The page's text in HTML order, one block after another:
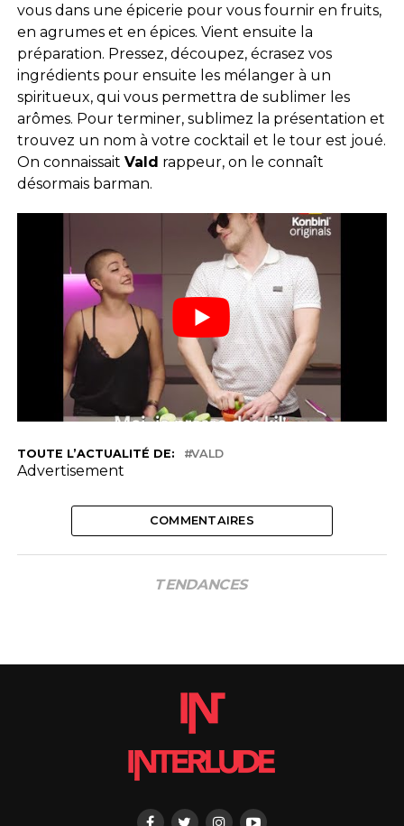
vous dans une épicerie pour vous fournir en fruits,
en agrumes et en épices. Vient ensuite la
préparation. Pressez, découpez, écrasez vos
ingrédients pour ensuite les mélanger à un
spiritueux, qui vous permettra de sublimer les
arômes. Pour terminer, sublimez la présentation et
trouvez un nom à votre cocktail et le tour est joué.
On connaissait Vald rappeur, on le connaît
désormais barman.
TOUTE L’ACTUALITÉ DE: VALD
Advertisement
COMMENTAIRES
TENDANCES